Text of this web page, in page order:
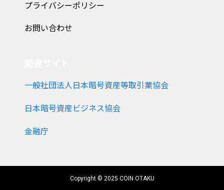
プライバシーポリシー
お問い合わせ
一般社団法人日本暗号資産等取引業協会
日本暗号資産ビジネス協会
金融庁
Copyright © 2025 COIN OTAKU